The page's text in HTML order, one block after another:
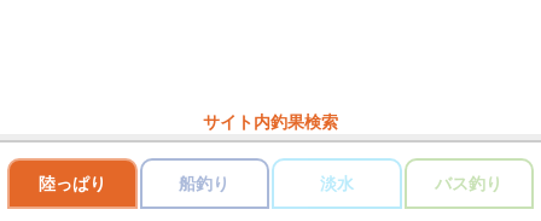
サイト内釣果検索
陸っぱり 船釣り 淡水 バス釣り